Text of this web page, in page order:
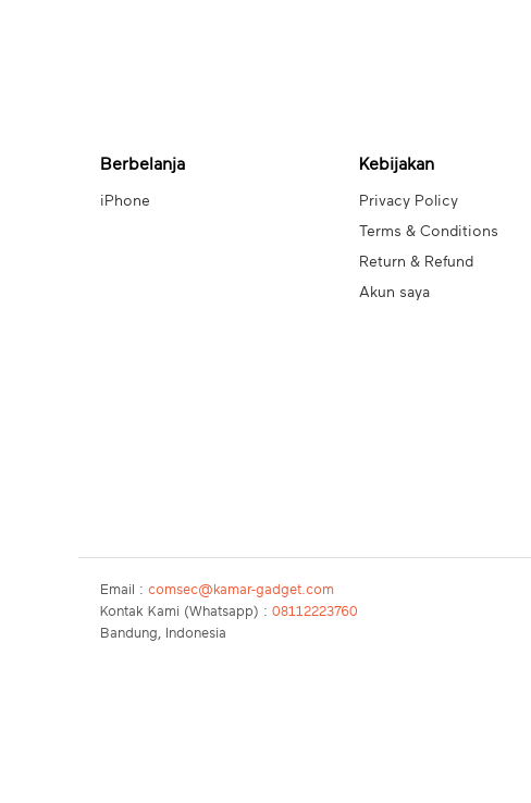
Berbelanja
iPhone
Kebijakan
Privacy Policy
Terms & Conditions
Return & Refund
Akun saya
Email : comsec@kamar-gadget.com
Kontak Kami (Whatsapp) : 08112223760
Bandung, Indonesia